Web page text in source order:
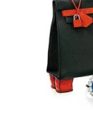
日本購物